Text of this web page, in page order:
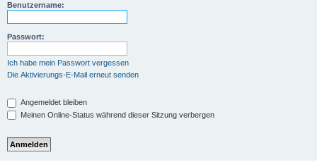
Benutzername:
Passwort:
Ich habe mein Passwort vergessen
Die Aktivierungs-E-Mail erneut senden
Angemeldet bleiben
Meinen Online-Status während dieser Sitzung verbergen